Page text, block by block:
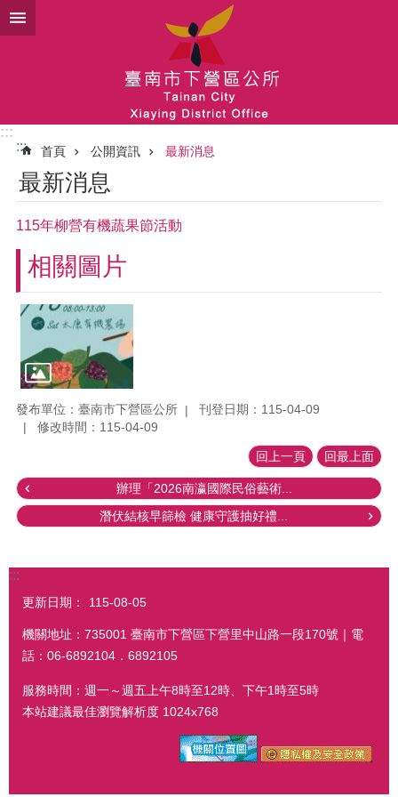
跳到主要內容區塊
:::
:::
首頁 公開資訊 最新消息
最新消息
115年柳營有機蔬果節活動
相關圖片
發布單位：臺南市下營區公所
刊登日期：115-04-09
修改時間：115-04-09
回上一頁 回最上面
辦理「2026南瀛國際民俗藝術...
潛伏結核早篩檢 健康守護抽好禮...
:::
更新日期： 115-08-05
機關地址：735001 臺南市下營區下營里中山路一段170號｜電
話：06-6892104．6892105
服務時間：週一～週五上午8時至12時、下午1時至5時
本站建議最佳瀏覽解析度 1024x768